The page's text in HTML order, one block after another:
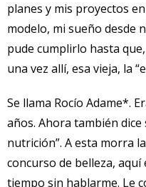
planes y mis proyectos
modelo, mi sueño desde
pude cumplirlo hasta
una vez allí, esa vieja, la
Se llama Rocío Adame*.
años. Ahora también dice
nutrición”. A esta morra
concurso de belleza,
tiempo sin hablarme. Le